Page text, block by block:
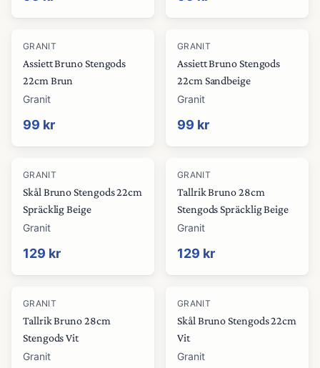
GRANIT
Assiett Bruno Stengods
22cm Brun
Granit
99 kr
GRANIT
Assiett Bruno Stengods
22cm Sandbeige
Granit
99 kr
GRANIT
Skål Bruno Stengods 22cm
Spräcklig Beige
Granit
129 kr
GRANIT
Tallrik Bruno 28cm
Stengods Spräcklig Beige
Granit
129 kr
GRANIT
Tallrik Bruno 28cm
Stengods Vit
Granit
GRANIT
Skål Bruno Stengods 22cm
Vit
Granit